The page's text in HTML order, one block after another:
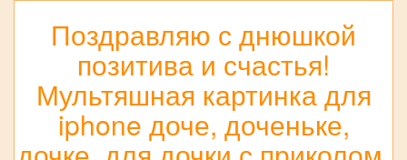
Поздравляю с днюшкой
позитива и счастья!
Мультяшная картинка для
iphone доче, доченьке,